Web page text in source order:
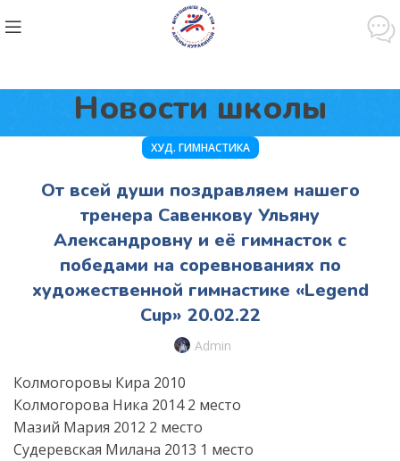
Новости школы
ХУД. ГИМНАСТИКА
От всей души поздравляем нашего
тренера Савенкову Ульяну
Александровну и её гимнасток с
победами на соревнованиях по
художественной гимнастике «Legend
Cup» 20.02.22
Admin
Колмогоровы Кира 2010
Колмогорова Ника 2014 2 место
Мазий Мария 2012 2 место
Судеревская Милана 2013 1 место